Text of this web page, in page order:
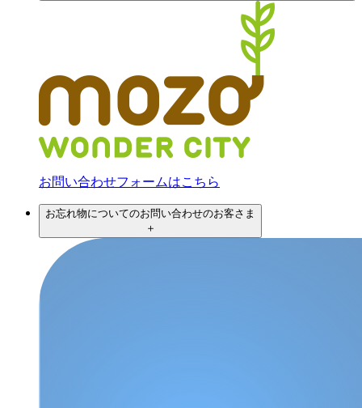
お問い合わせフォームはこちら
お忘れ物についてのお問い合わせのお客さま
＋